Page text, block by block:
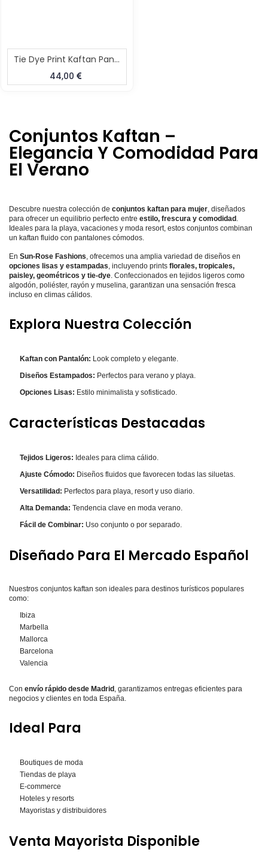
Tie Dye Print Kaftan Pant Set
44,00
Conjuntos Kaftan –
Elegancia Y Comodidad Para
El Verano
Descubre nuestra colección de conjuntos kaftan para mujer, diseñados
para ofrecer un equilibrio perfecto entre estilo, frescura y comodidad .
Ideales para la playa, vacaciones y moda resort, estos conjuntos combinan
un kaftan fluido con pantalones cómodos.
En Sun-Rose Fashions, ofrecemos una amplia variedad de diseños en
opciones lisas y estampadas, incluyendo prints florales, tropicales,
paisley, geométricos y tie-dye. Confeccionados en tejidos ligeros como
algodón, poliéster, rayón y muselina, garantizan una sensación fresca
incluso en climas cálidos.
Explora Nuestra Colección
Kaftan con Pantalón: Look completo y elegante.
Diseños Estampados: Perfectos para verano y playa.
Opciones Lisas: Estilo minimalista y sofisticado.
Características Destacadas
Tejidos Ligeros: Ideales para clima cálido.
Ajuste Cómodo: Diseños fluidos que favorecen todas las siluetas.
Versatilidad: Perfectos para playa, resort y uso diario.
Alta Demanda: Tendencia clave en moda verano.
Fácil de Combinar: Uso conjunto o por separado.
Diseñado Para El Mercado Español
Nuestros conjuntos kaftan son ideales para destinos turísticos populares
como:
Ibiza
Marbella
Mallorca
Barcelona
Valencia
Con envío rápido desde Madrid , garantizamos entregas eficientes para
negocios y clientes en toda España.
Ideal Para
Boutiques de moda
Tiendas de playa
E-commerce
Hoteles y resorts
Mayoristas y distribuidores
Venta Mayorista Disponible